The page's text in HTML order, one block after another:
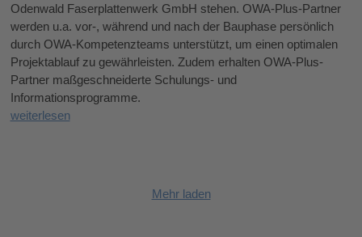
Odenwald Faserplattenwerk GmbH stehen. OWA-Plus-Partner
werden u.a. vor-, während und nach der Bauphase persönlich
durch OWA-Kompetenzteams unterstützt, um einen optimalen
Projektablauf zu gewährleisten. Zudem erhalten OWA-Plus-
Partner maßgeschneiderte Schulungs- und
Informationsprogramme.
weiterlesen
Mehr laden